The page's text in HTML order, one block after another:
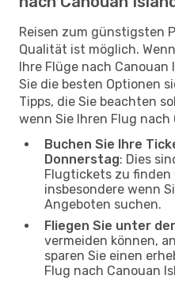
Reisen zum günstigsten
Qualität ist möglich.
Ihre Flüge nach
Sie die besten Optionen
Tipps, die Sie beachten
wenn Sie Ihren Flug
Buchen Sie Ihre
Donnerstag: Dies
Flugtickets zu finden
insbesondere wenn
Angeboten suchen.
Fliegen Sie unter
vermeiden können,
sparen Sie einen
Flug nach Canouan